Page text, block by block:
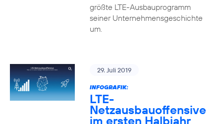
größte LTE-Ausbauprogramm
seiner Unternehmensgeschichte
um.
29. Juli 2019
INFOGRAFIK:
LTE-
Netzausbauoffensive
im ersten Halbjahr